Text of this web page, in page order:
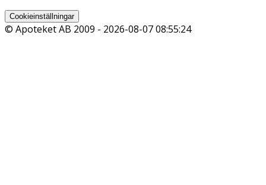
Cookieinställningar
© Apoteket AB 2009 - 2026-08-07 08:55:24